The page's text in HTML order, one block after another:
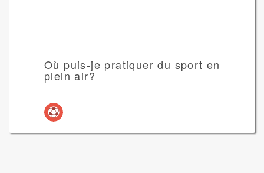
Où puis-je pratiquer du sport en
plein air?